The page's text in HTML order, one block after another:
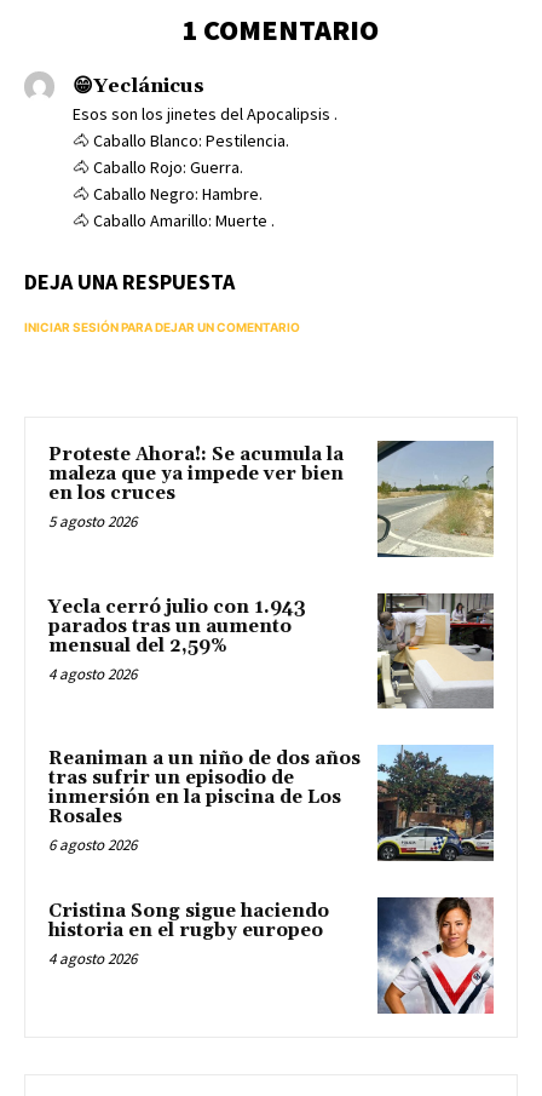
1 COMENTARIO
😁Yeclánicus
Esos son los jinetes del Apocalipsis .
​🐴 Caballo Blanco: Pestilencia.
​🐴 Caballo Rojo: Guerra.
​🐴 Caballo Negro: Hambre.
​🐴 Caballo Amarillo: Muerte .
DEJA UNA RESPUESTA
INICIAR SESIÓN PARA DEJAR UN COMENTARIO
Proteste Ahora!: Se acumula la
maleza que ya impede ver bien
en los cruces
5 agosto 2026
Yecla cerró julio con 1.943
parados tras un aumento
mensual del 2,59%
4 agosto 2026
Reaniman a un niño de dos años
tras sufrir un episodio de
inmersión en la piscina de Los
Rosales
6 agosto 2026
Cristina Song sigue haciendo
historia en el rugby europeo
4 agosto 2026